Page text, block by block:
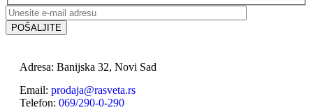
Adresa: Banijska 32, Novi Sad
Email: prodaja@rasveta.rs
Telefon: 069/290-0-290